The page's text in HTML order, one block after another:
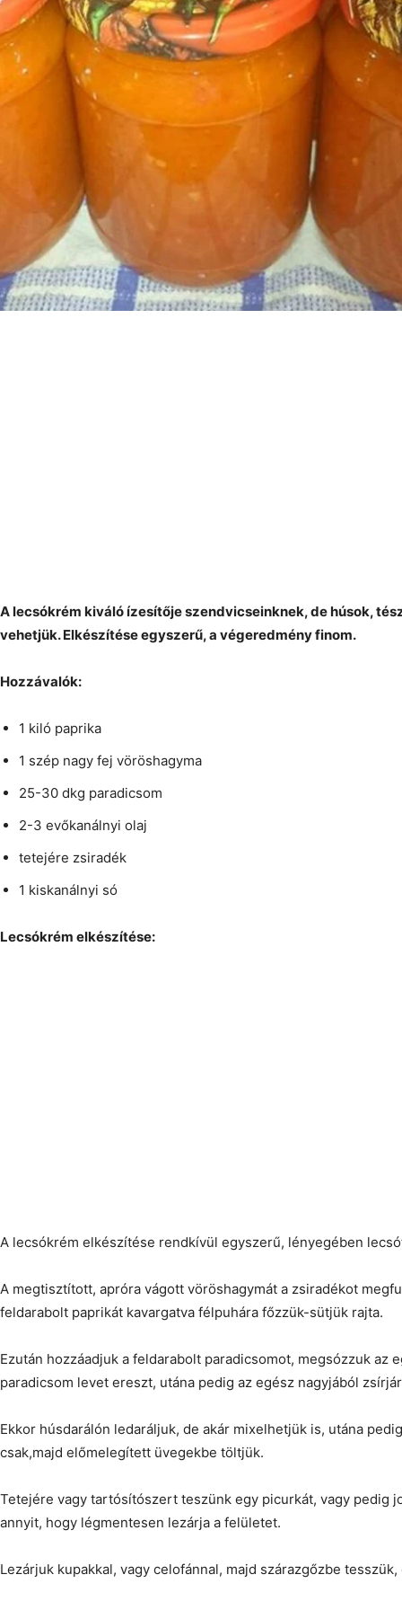
A lecsókrém kiváló ízesítője szendvicseinknek, de húsok,
vehetjük. Elkészítése egyszerű, a végeredmény finom.
Hozzávalók:
1 kiló paprika
1 szép nagy fej vöröshagyma
25-30 dkg paradicsom
2-3 evőkanálnyi olaj
tetejére zsiradék
1 kiskanálnyi só
Lecsókrém elkészítése:
A lecsókrém elkészítése rendkívül egyszerű, lényegében
A megtisztított, apróra vágott vöröshagymát a zsiradékot
feldarabolt paprikát kavargatva félpuhára főzzük-sütjük rajta.
Ezután hozzáadjuk a feldarabolt paradicsomot, megsózzuk az
paradicsom levet ereszt, utána pedig az egész nagyjából
Ekkor húsdarálón ledaráljuk, de akár mixelhetjük is, utána
csak,majd előmelegített üvegekbe töltjük.
Tetejére vagy tartósítószert teszünk egy picurkát, vagy pedig
annyit, hogy légmentesen lezárja a felületet.
Lezárjuk kupakkal, vagy celofánnal, majd szárazgőzbe